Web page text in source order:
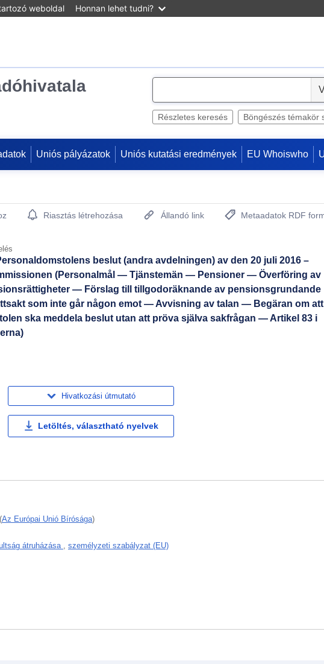
weboldal Honnan lehet tudni?
e
Részletes keresés Böngészés témakör
Uniós pályázatok Uniós kutatási eredmények EU Whoiswho
PortletRiasztás létrehozása Állandó link
Metaadatok RDF
beslut (andra avdelningen) av den 20 juli 2016 –
(Personalmål — Tjänstemän — Pensioner — Överföring av
— Förslag till tillgodoräknande av pensionsgrundande
som inte går någon emot — Avvisning av talan — Begäran om att
ska meddela beslut utan att pröva själva sakfrågan — Artikel 83 i
Hivatkozási útmutató
Letöltés, választható nyelvek
(Az Európai Unió Bírósága)
átruházása , személyzeti szabályzat (EU)